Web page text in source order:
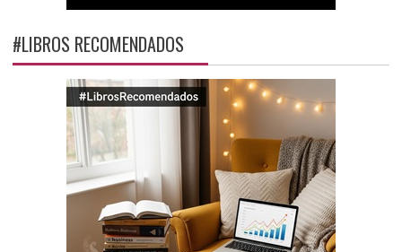
#LIBROS RECOMENDADOS